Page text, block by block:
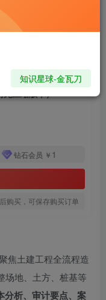
关注 私信
无压缩版本）
钻石会员 ￥ 1
购买，可保存购买订单
焦土建工程全流程造
场地、土方、桩基等
分析、审计要点、案
知识星球-金瓦刀